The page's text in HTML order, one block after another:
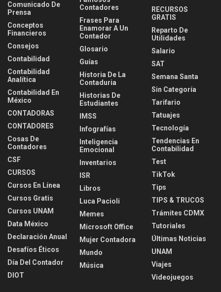
Comunicado De
Prensa
Conceptos
Financieros
Consejos
Contabilidad
Contabilidad
Analítica
Contabilidad En
México
CONTADORAS
CONTADORES
Cosas De
Contadores
CSF
CURSOS
Cursos En Línea
Cursos Gratis
Cursos UNAM
Data México
Declaración Anual
Desafíos Éticos
Día Del Contador
DIOT
Contadores
Frases Para
Enamorar A Un
Contador
Glosario
Guías
Historia De La
Contaduria
Historias De
Estudiantes
IMSS
Infografías
Inteligencia
Emocional
Inventarios
ISR
Libros
Luca Pacioli
Memes
Microsoft Office
Mujer Contadora
Mundo
Música
RECURSOS
GRATIS
Reparto De
Utilidades
Salario
SAT
Semana Santa
Sin Categoría
Tarifario
Tatuajes
Tecnología
Tendencias En
Contabilidad
Test
TikTok
Tips
TIPS & TRUCOS
Trámites CDMX
Tutoriales
Últimas Noticias
UNAM
Viajes
Videojuegos